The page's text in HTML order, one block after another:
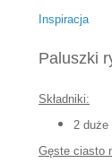
Inspiracja
Paluszki
Składniki:
2 duże
Gęste ciasto